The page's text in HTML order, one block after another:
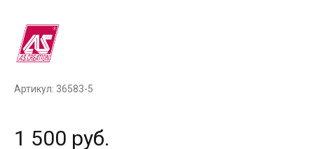
Артикул: 36583-5
1 500 руб.